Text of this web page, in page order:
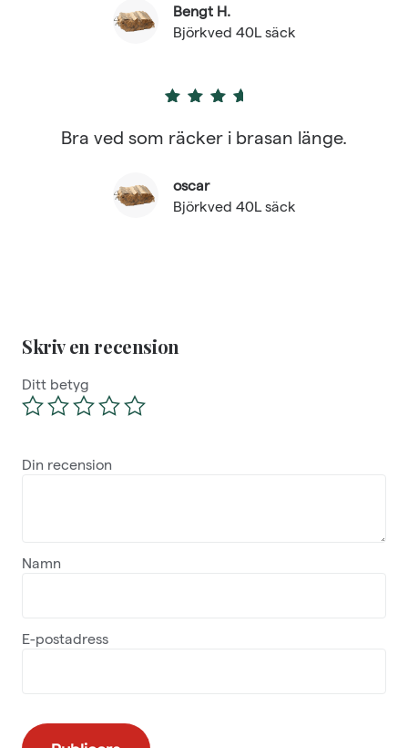
Bengt H.
Björkved 40L säck
Bra ved som räcker i brasan länge.
oscar
Björkved 40L säck
Skriv en recension
Ditt betyg
Din recension
Namn
E-postadress